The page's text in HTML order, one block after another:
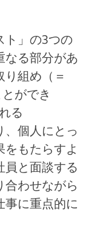
ト」の3つの
なる部分があ
組め（＝
ができ
る
、個人にとっ
もたらすよ
員と面談する
合わせながら
事に重点的に